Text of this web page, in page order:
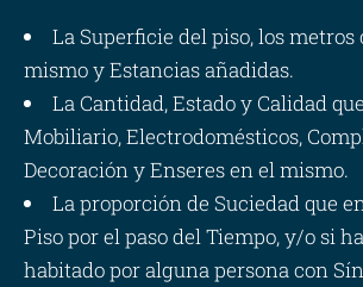
La Superficie del piso, los metros
mismo y Estancias añadidas.
La Cantidad, Estado y Calidad
Mobiliario, Electrodomésticos,
Decoración y Enseres en el mismo.
La proporción de Suciedad que
Piso por el paso del Tiempo, y/o si
habitado por alguna persona con